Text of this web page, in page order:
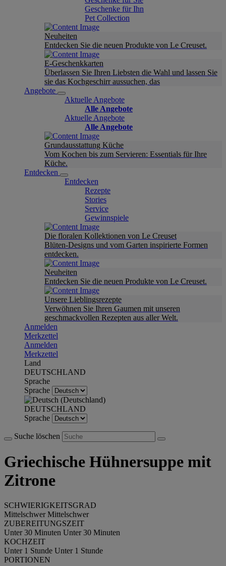
Geschenke für Ihn
Pet Collection
Neuheiten
Entdecken Sie die neuen Produkte von Le Creuset.
E-Geschenkkarten
Überlassen Sie Ihren Liebsten die Wahl und lassen Sie
sie das Kochgeschirr aussuchen, das
Angebote
Aktuelle Angebote
Alle Angebote
Aktuelle Angebote
Alle Angebote
Grundausstattung Küche
Vom Kochen bis zum Servieren: Essentials für Ihre
Küche.
Entdecken
Entdecken
Rezepte
Stories
Service
Gewinnspiele
Die floralen Kollektionen von Le Creuset
Blüten-Designs und vom Garten inspirierte Formen
entdecken.
Neuheiten
Entdecken Sie die neuen Produkte von Le Creuset.
Unsere Lieblingsrezepte
Verwöhnen Sie Ihren Gaumen mit unseren
geschmackvollen Rezepten aus aller Welt.
Anmelden
Merkzettel
Anmelden
Merkzettel
Land
DEUTSCHLAND
Sprache
Sprache
DEUTSCHLAND
Sprache
Suche löschen
Griechische Hühnersuppe mit
Zitrone
SCHWIERIGKEITSGRAD
Mittelschwer Mittelschwer
ZUBEREITUNGSZEIT
Unter 30 Minuten Unter 30 Minuten
KOCHZEIT
Unter 1 Stunde Unter 1 Stunde
PORTIONEN